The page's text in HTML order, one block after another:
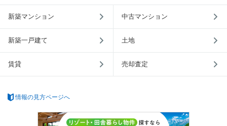
新築マンション 中古マンション
新築一戸建て 土地
賃貸 売却査定
情報の見方ページへ